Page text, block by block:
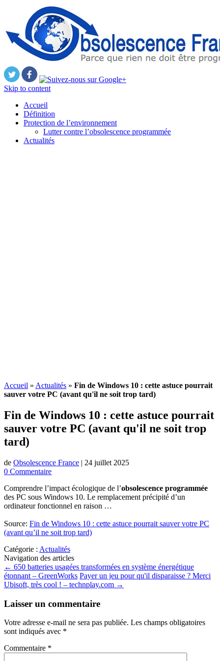
Skip to content
Accueil
Définition
Protection de l’environnement
Lutter contre l’obsolescence programmée
Actualités
Accueil » Actualités » Fin de Windows 10 : cette astuce pourrait
sauver votre PC (avant qu'il ne soit trop tard)
Fin de Windows 10 : cette astuce pourrait
sauver votre PC (avant qu'il ne soit trop
tard)
de Obsolescence France | 24 juillet 2025
0 Commentaire
Comprendre l’impact écologique de l’obsolescence programmée
des PC sous Windows 10. Le remplacement précipité d’un
ordinateur fonctionnel en raison …
Source: Fin de Windows 10 : cette astuce pourrait sauver votre PC
(avant qu’il ne soit trop tard)
Catégorie : Actualités
Navigation des articles
← 650 batteries usagées transformées en système énergétique
étonnant – GreenWorks Payer un jeu pour qu'il disparaisse ? Merci
Ubisoft, très cool ! – technplay.com →
Laisser un commentaire
Votre adresse e-mail ne sera pas publiée. Les champs obligatoires
sont indiqués avec *
Commentaire *